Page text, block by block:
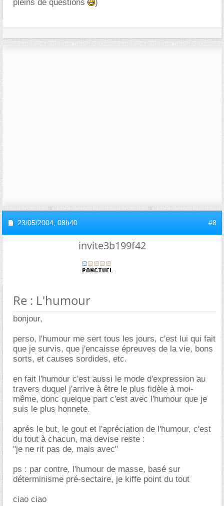
pleins de questions
)
23/05/2004, 08h40 #8
invite3b199f42
Re : L'humour
bonjour,
perso, l'humour me sert tous les jours, c'est lui qui fait
que je survis, que j'encaisse épreuves de la vie, bons
sorts, et causes sordides, etc.
en fait l'humour c'est aussi le mode d'expression au
travers duquel j'arrive à être le plus fidèle à moi-
même, donc quelque part c'est avec l'humour que je
suis le plus honnete.
aprés le but, le gout et l'apréciation de l'humour, c'est
du tout à chacun, ma devise reste :
"je ne rit pas de, mais avec"
ps : par contre, l'humour de masse, basé sur
déterminisme pré-sectaire, je kiffe point du tout
ciao ciao